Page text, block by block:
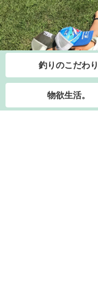
釣りのこだわり
物欲生活。